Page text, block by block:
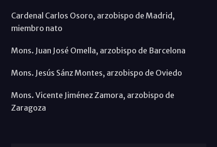
Cardenal Carlos Osoro, arzobispo de Madrid,
miembro nato
Mons. Juan José Omella, arzobispo de Barcelona
Mons. Jesús Sánz Montes, arzobispo de Oviedo
Mons. Vicente Jiménez Zamora, arzobispo de
Zaragoza